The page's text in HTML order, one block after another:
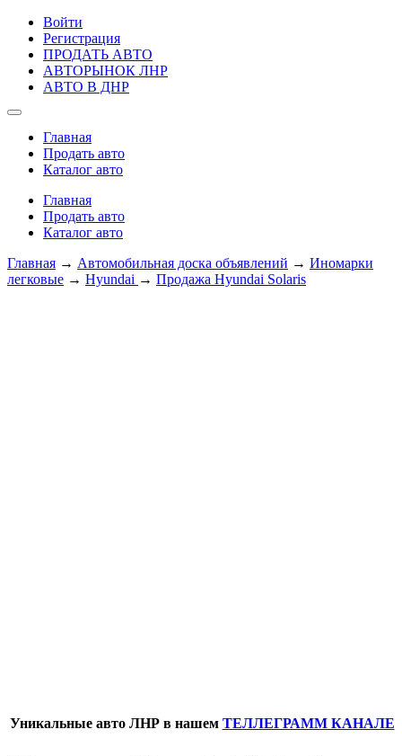
Войти
Регистрация
ПРОДАТЬ АВТО
АВТОРЫНОК ЛНР
АВТО В ДНР
Главная
Продать авто
Каталог авто
Главная
Продать авто
Каталог авто
Главная → Автомобильная доска объявлений → Иномарки
легковые → Hyundai → Продажа Hyundai Solaris
Уникальные авто ЛНР в нашем ТЕЛЛЕГРАММ КАНАЛЕ